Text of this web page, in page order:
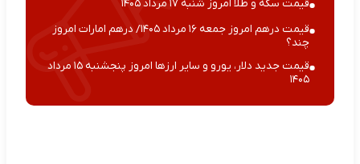
قیمت سکه و طلا امروز شنبه ۱۷ مرداد ۱۴۰۵
قیمت درهم امروز جمعه ۱۶ مرداد ۱۴۰۵/ درهم امارات امروز
چند؟
قیمت جدید دلار، یورو و سایر ارزها امروز پنجشنبه ۱۵ مرداد
۱۴۰۵